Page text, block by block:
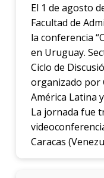
El 1 de agosto
Facultad de
la conferencia
en Uruguay.
Ciclo de
organizado por
América Latina
La jornada fue
Caracas